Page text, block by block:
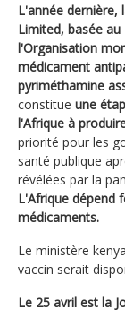
L'année dernière,
Limited, basée
l'Organisation
médicament
pyriméthamine
constitue une
l'Afrique à
priorité pour les
santé publique
révélées par la
L'Afrique dépend
médicaments.
Le ministère
vaccin serait
Le 25 avril est la